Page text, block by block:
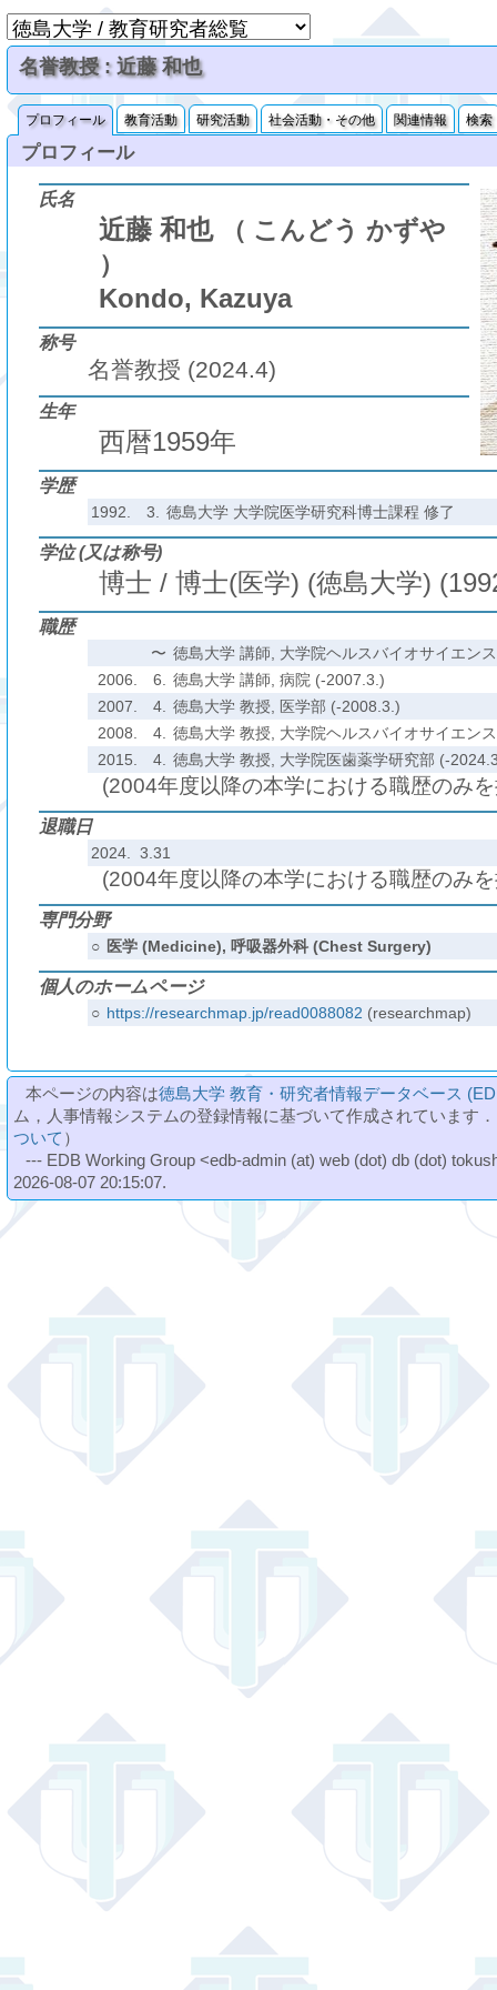
名誉教授 : 近藤 和也
プロフィール 教育活動 研究活動 社会活動・その他 関連情報 検索
プロフィール
氏名
近藤 和也
（ こんどう かずや
）
Kondo, Kazuya
称号
名誉教授 (2024.4)
生年
西暦1959年
学歴
1992. 3. 徳島大学 大学院医学研究科博士課程 修了
学位 (又は称号)
博士 / 博士(医学) (徳島大学)
職歴
〜 徳島大学 講師, 大学院ヘルスバイオサイエン
2006.
6.
徳島大学 講師, 病院 (-2007.3.)
2007.
4.
徳島大学 教授, 医学部 (-2008.3.)
2008.
4.
徳島大学 教授, 大学院ヘルスバイオサイエン
2015.
4. 徳島大学 教授, 大学院医歯薬学研究部 (-
(2004年度以降の本学における職歴のみ
退職日
2024. 3.31
(2004年度以降の本学における職歴のみ
専門分野
○ 医学 (Medicine), 呼吸器外科 (Chest Surgery)
個人のホームページ
○ https://researchmap.jp/read0088082 (researchmap)
本ページの内容は徳島大学 教育・研究者情報データベース
ム，人事情報システムの登録情報に基づいて作成されています
ついて ）
--- EDB Working Group <edb-admin (at) web (dot) db (dot)
2026-08-07 20:15:07.